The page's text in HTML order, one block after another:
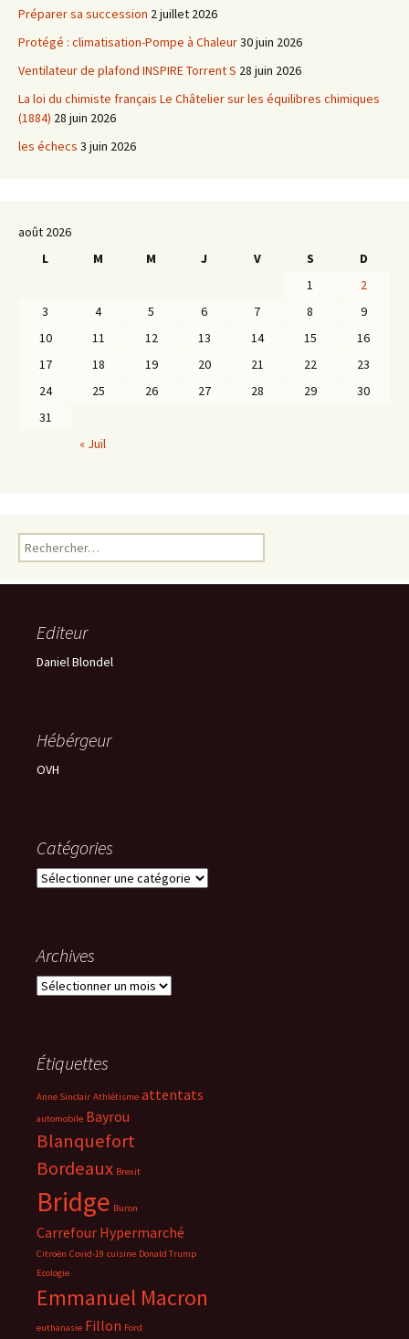
Préparer sa succession 2 juillet 2026
Protégé : climatisation-Pompe à Chaleur30 juin 2026
Ventilateur de plafond INSPIRE Torrent S 28 juin 2026
La loi du chimiste français Le Châtelier sur les équilibres chimiques
(1884) 28 juin 2026
les échecs 3 juin 2026
août 2026
L
M M J V S
D
1
2
3
4 5 6 7 8
9
10
11 12 13 14 15
16
17
18 19 20 21 22
23
24
25 26 27 28 29
30
31
« Juil
Rechercher :
Editeur
Daniel Blondel
Hébérgeur
OVH
Catégories
Catégories
Archives
Archives
Étiquettes
Anne Sinclair Athlétisme attentats
automobile Bayrou
Blanquefort
Bordeaux Brexit
Bridge Buron
Carrefour Hypermarché
Citroën Covid-19 cuisine Donald Trump
Ecologie
Emmanuel Macron
euthanasie Fillon Ford